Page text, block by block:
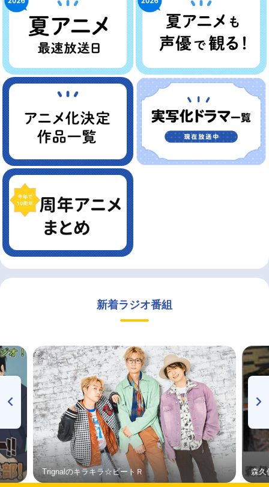
新着ラジオ番組
Trignalのキラキラ☆ビートＲ 森久